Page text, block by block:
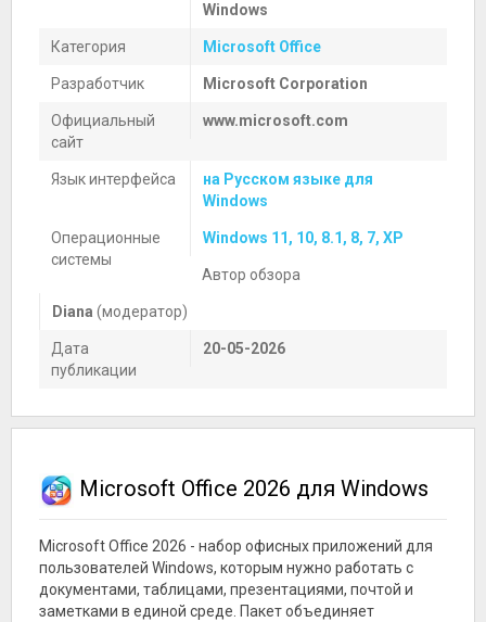
Windows
Категория Microsoft Office
Разработчик Microsoft Corporation
Официальный
сайт
www.microsoft.com
Язык интерфейса
на Русском языке для
Windows
Операционные
системы
Windows 11, 10, 8.1, 8, 7, XP
Автор обзора
Diana (модератор)
Дата
публикации
20-05-2026
Microsoft Office 2026 для Windows
Microsoft Office 2026 - набор офисных приложений для
пользователей Windows, которым нужно работать с
документами, таблицами, презентациями, почтой и
заметками в единой среде. Пакет объединяет